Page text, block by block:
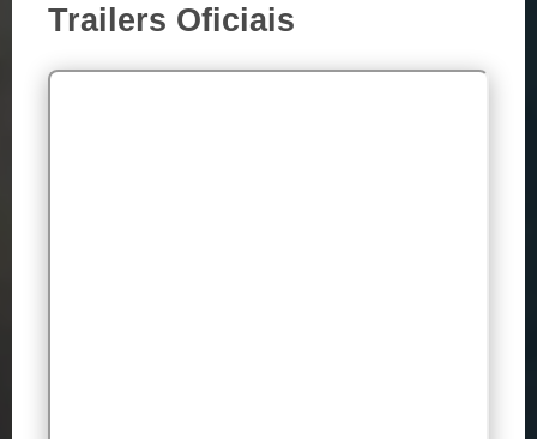
Trailers Oficiais